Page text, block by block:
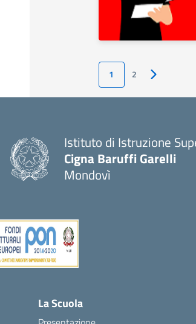
1 2 Pagina
Istituto di Istruzione
Cigna Baruffi Garelli
Mondovì
— Visita la pagina
La Scuola